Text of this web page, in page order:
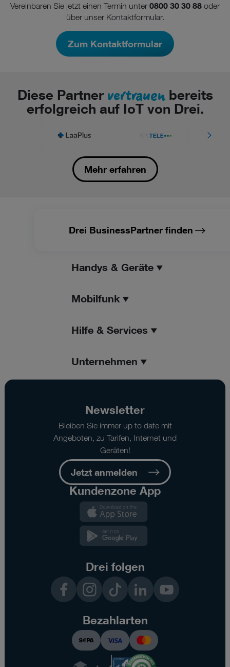
Vereinbaren Sie jetzt einen Termin unter 0800 30 30 88 oder
über unser Kontaktformular.
Zum Kontaktformular
Diese Partner vertrauenbereits
erfolgreich auf IoT von Drei.
Mehr erfahren
Drei BusinessPartner finden
Handys & Geräte
Mobilfunk
Hilfe & Services
Unternehmen
Newsletter
Bleiben Sie immer up to date mit
Angeboten, zu Tarifen, Internet und
Geräten!
Jetzt anmelden
Kundenzone App
Drei folgen
InstagramTikTok LinkedInYouTube
Bezahlarten